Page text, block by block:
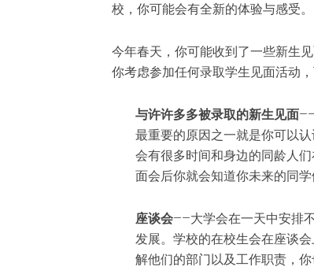
校，你可能会有全新的体验与感受。
今年春天，你可能收到了一些新生
你考虑参加任何录取学生见面活动
与许许多多被录取的新生见面
最重要的原因之一就是你可以
会有很多时间和身边的同龄人
面会后你就会知道你未来的同
座谈会——大学会在一天中安排
发展。学校的在校生会在座谈
解他们的部门以及工作职责，你